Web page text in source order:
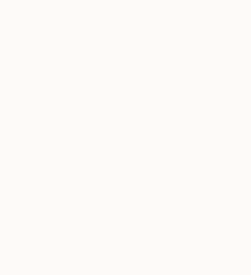
douces (slow coffee),
à claire. Si vous vous
machine à café
médium à très
intenses et corsés.